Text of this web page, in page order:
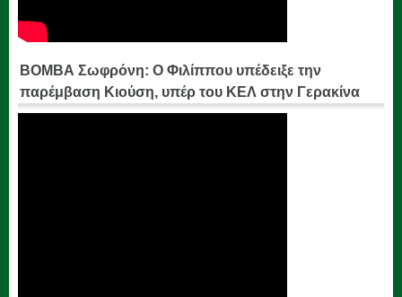
ΒΟΜΒΑ Σωφρόνη: Ο Φιλίππου υπέδειξε την
παρέμβαση Κιούση, υπέρ του ΚΕΛ στην Γερακίνα